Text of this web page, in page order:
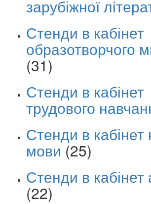
зарубіжної
Стенди в кабінет
образотворчого
(31)
Стенди в кабінет
трудового
Стенди в кабінет
мови (25)
Стенди в кабінет
(22)